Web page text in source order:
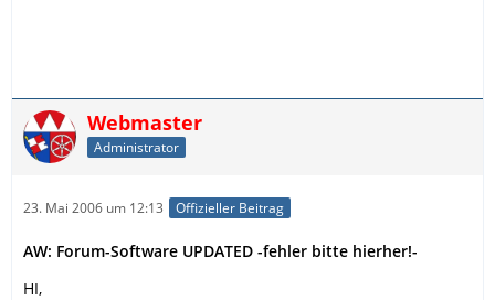
Webmaster
Administrator
23. Mai 2006 um 12:13 Offizieller Beitrag
AW: Forum-Software UPDATED -fehler bitte hierher!-
HI,